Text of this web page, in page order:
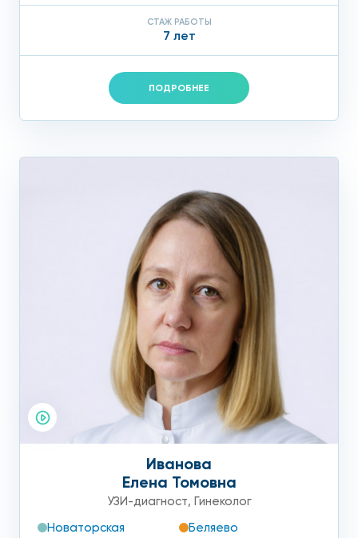
СТАЖ РАБОТЫ
7 лет
ПОДРОБНЕЕ
Иванова
Елена Томовна
УЗИ-диагност, Гинеколог
Новаторская
Беляево